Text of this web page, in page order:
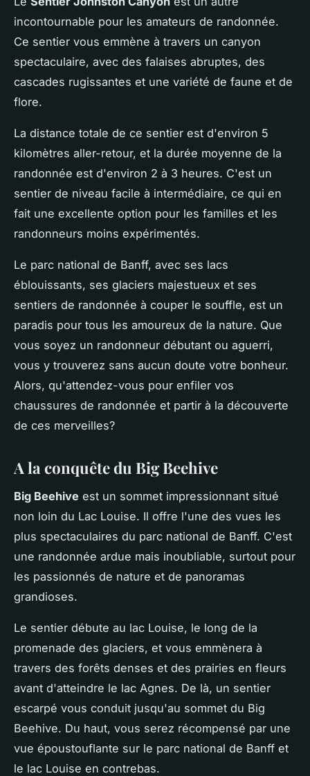
incontournable pour les amateurs de randonnée.
Ce sentier vous emmène à travers un canyon
spectaculaire, avec des falaises abruptes, des
cascades rugissantes et une variété de faune et de
flore.
La distance totale de ce sentier est d'environ 5
kilomètres aller-retour, et la durée moyenne de la
randonnée est d'environ 2 à 3 heures. C'est un
sentier de niveau facile à intermédiaire, ce qui en
fait une excellente option pour les familles et les
randonneurs moins expérimentés.
Le parc national de Banff, avec ses lacs
éblouissants, ses glaciers majestueux et ses
sentiers de randonnée à couper le souffle, est un
paradis pour tous les amoureux de la nature. Que
vous soyez un randonneur débutant ou aguerri,
vous y trouverez sans aucun doute votre bonheur.
Alors, qu'attendez-vous pour enfiler vos
chaussures de randonnée et partir à la découverte
de ces merveilles?
A la conquête du Big Beehive
Big Beehive est un sommet impressionnant situé
non loin du Lac Louise. Il offre l'une des vues les
plus spectaculaires du parc national de Banff. C'est
une randonnée ardue mais inoubliable, surtout pour
les passionnés de nature et de panoramas
grandioses.
Le sentier débute au lac Louise, le long de la
promenade des glaciers, et vous emmènera à
travers des forêts denses et des prairies en fleurs
avant d'atteindre le lac Agnes. De là, un sentier
escarpé vous conduit jusqu'au sommet du Big
Beehive. Du haut, vous serez récompensé par une
vue époustouflante sur le parc national de Banff et
le lac Louise en contrebas.